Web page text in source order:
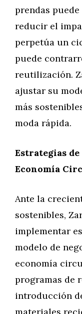
prendas
reducir el
perpetúa un
puede
reutilización.
ajustar su
más
moda rápida.
Estrategias
Economía
Ante la
sostenibles,
implementar
modelo de
economía
programas de
introducción